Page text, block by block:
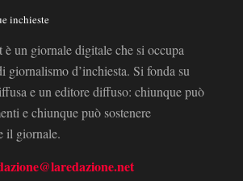
inchieste
è un giornale digitale che si occupa
giornalismo d’inchiesta. Si fonda su
e un editore diffuso: chiunque può
e chiunque può sostenere
il giornale.